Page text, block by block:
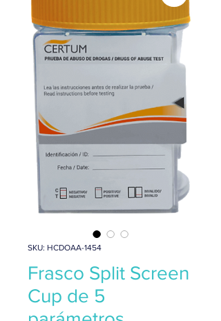
SKU: HCDOAA-1454
Frasco Split Screen
Cup de 5